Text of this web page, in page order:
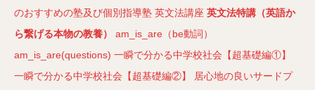
のおすすめの塾及び個別指導塾 英文法講座 英文法特講（英語か
ら繋げる本物の教養）
am_is_are（be動詞）
am_is_are(questions) 一瞬で分かる中学校社会【超基礎編①】
一瞬で分かる中学校社会【超基礎編②】
居心地の良いサードプ